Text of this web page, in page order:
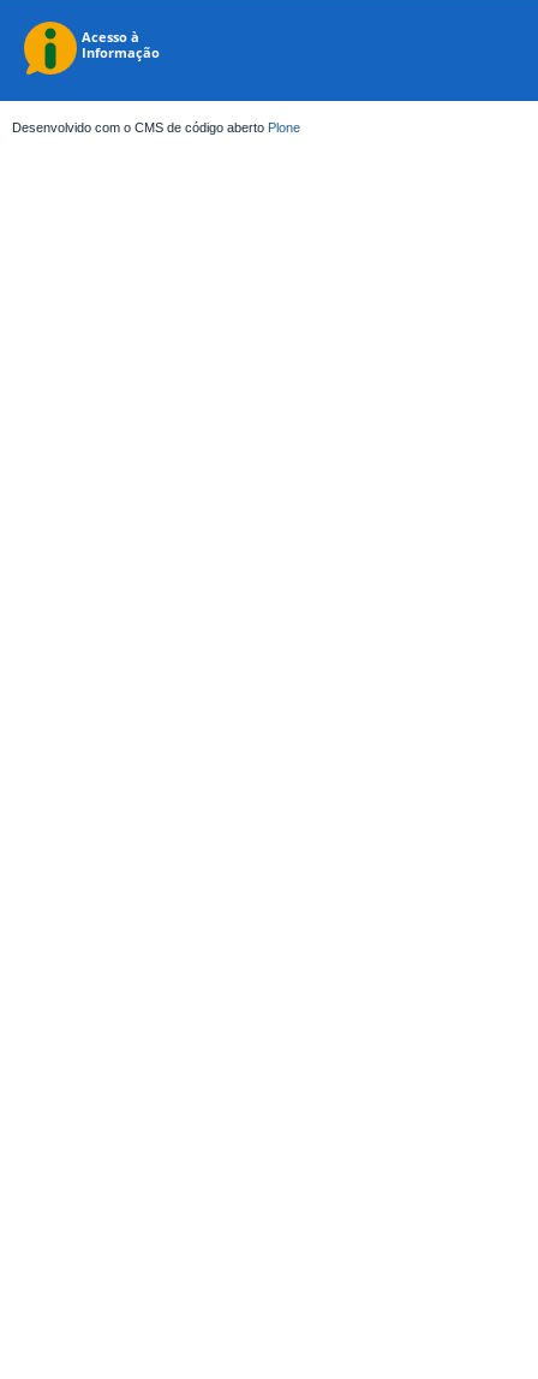
Desenvolvido com o CMS de código aberto Plone